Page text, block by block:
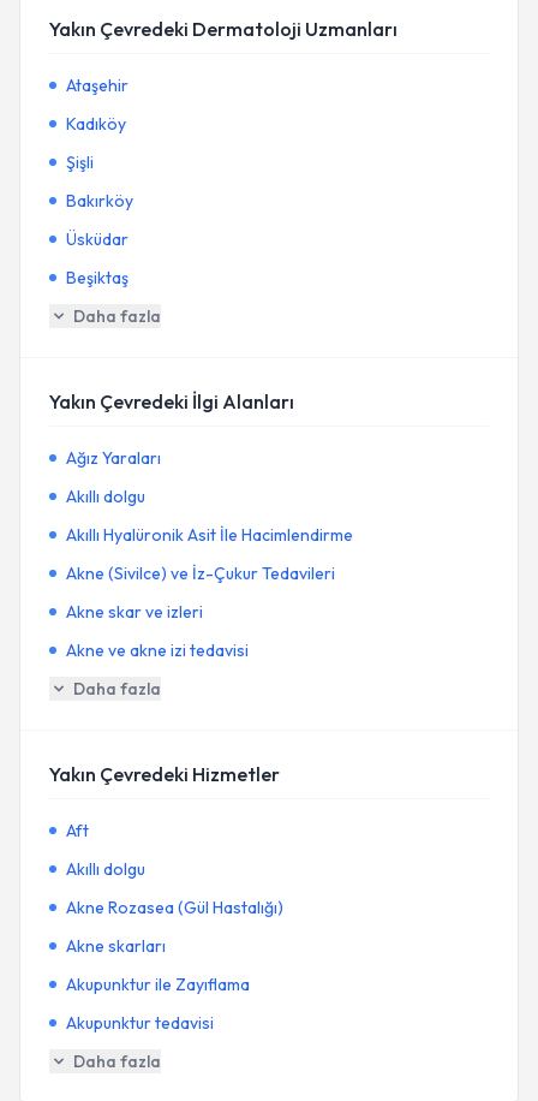
Yakın Çevredeki Dermatoloji Uzmanları
Ataşehir
Kadıköy
Şişli
Bakırköy
Üsküdar
Beşiktaş
Daha fazla
Yakın Çevredeki İlgi Alanları
Ağız Yaraları
Akıllı dolgu
Akıllı Hyalüronik Asit İle Hacimlendirme
Akne (Sivilce) ve İz-Çukur Tedavileri
Akne skar ve izleri
Akne ve akne izi tedavisi
Daha fazla
Yakın Çevredeki Hizmetler
Aft
Akıllı dolgu
Akne Rozasea (Gül Hastalığı)
Akne skarları
Akupunktur ile Zayıflama
Akupunktur tedavisi
Daha fazla